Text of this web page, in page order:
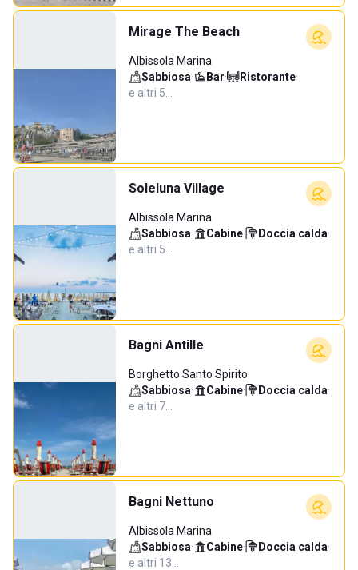
Mirage The Beach
Albissola Marina
Sabbiosa· Bar· Ristorante·
e altri 5…
Soleluna Village
Albissola Marina
Sabbiosa· Cabine· Doccia calda·
e altri 5…
Bagni Antille
Borghetto Santo Spirito
Sabbiosa· Cabine· Doccia calda·
e altri 7…
Bagni Nettuno
Albissola Marina
Sabbiosa· Cabine· Doccia calda·
e altri 13…